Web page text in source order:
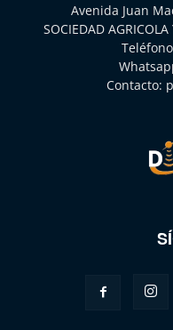
Avenida Juan
SOCIEDAD
Contacto: